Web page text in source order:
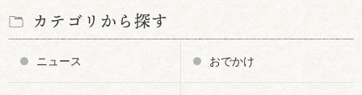
カテゴリから探す
ニュース おでかけ